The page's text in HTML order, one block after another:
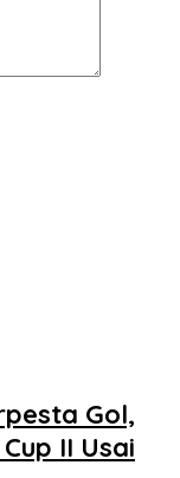
Gol,
II Usai